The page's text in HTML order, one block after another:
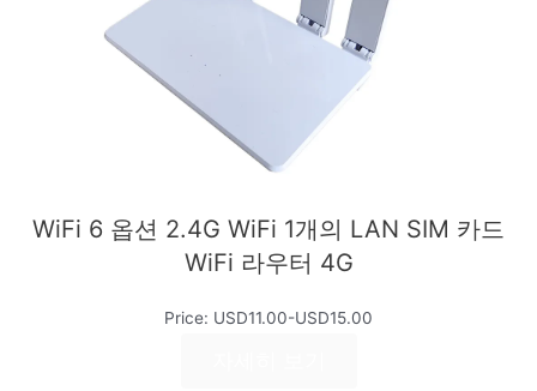
WiFi 6 옵션 2.4G WiFi 1개의 LAN SIM 카드
WiFi 라우터 4G
Price: USD11.00-USD15.00